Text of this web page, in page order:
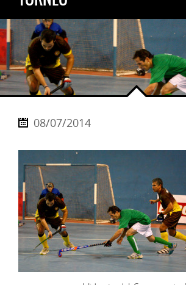
08/07/2014